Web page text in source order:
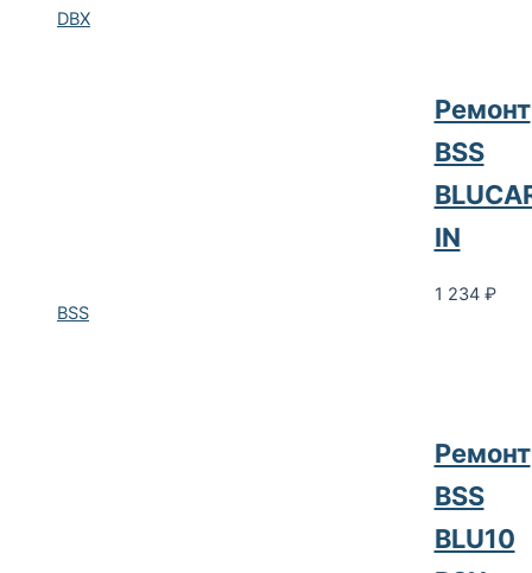
DBX
BSS
Ремонт
BSS
IN
1 234 ₽
Ремонт
BSS
BLU10